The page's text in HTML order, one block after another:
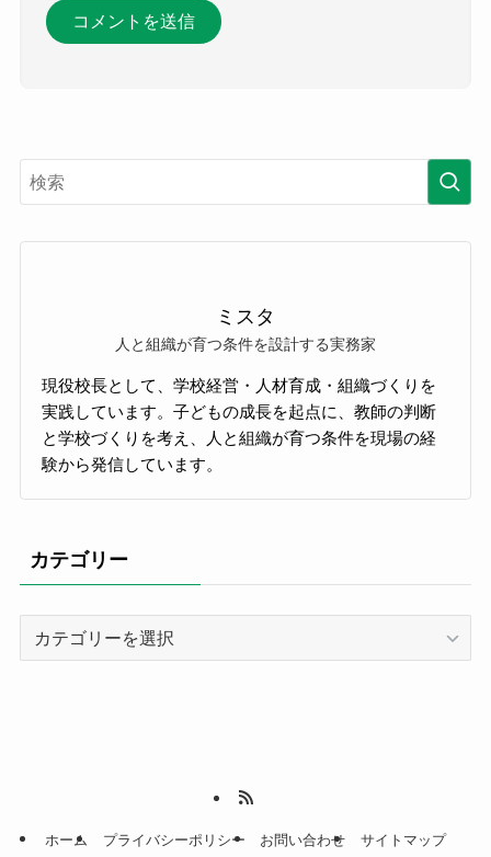
ミスタ
人と組織が育つ条件を設計する実務家
現役校長として、学校経営・人材育成・組織づくりを
実践しています。子どもの成長を起点に、教師の判断
と学校づくりを考え、人と組織が育つ条件を現場の経
験から発信しています。
カテゴリー
ホーム プライバシーポリシー お問い合わせ サイトマップ